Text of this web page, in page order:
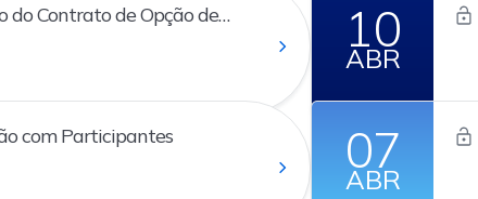
do Contrato de Opção de
10
ABR
com Participantes 07
ABR